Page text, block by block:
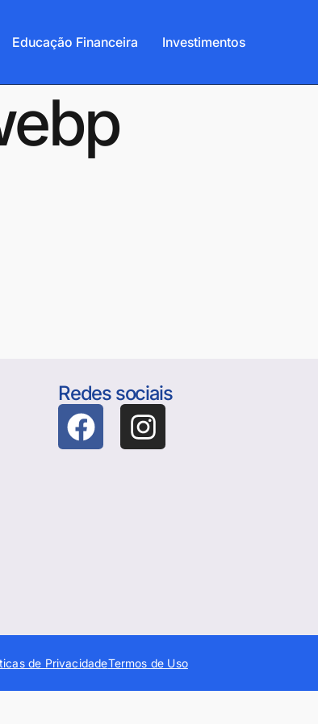
Educação Financeira Investimentos
Redes sociais
de PrivacidadeTermos de Uso